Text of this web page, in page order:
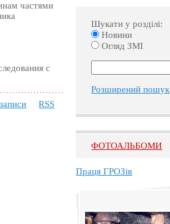
частями
с
RSS
Шукати у розділі:
Новини
Огляд ЗМІ
Розширений пошук
ФОТОАЛЬБОМИ
Праця ГРОЗів